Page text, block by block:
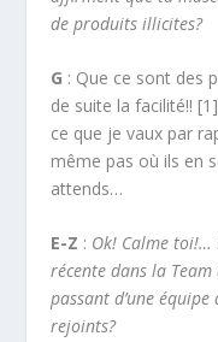
de produits illicites?
G : Que ce sont des
de suite la facilité!!
ce que je vaux par
même pas où ils en
attends…
E-Z : Ok! Calme
récente dans la
passant d’une
rejoints?